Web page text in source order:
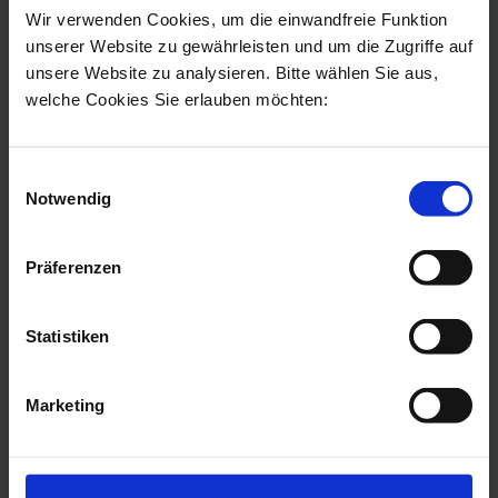
Wir verwenden Cookies, um die einwandfreie Funktion
unserer Website zu gewährleisten und um die Zugriffe auf
unsere Website zu analysieren. Bitte wählen Sie aus,
welche Cookies Sie erlauben möchten:
Notwendig
Präferenzen
Statistiken
Marketing
Welche Behandlung passt zu mir?
Fältchen: Skinbooster, nicht-invasive
Die Hautstruktur ist ungleichmäßig, dünn und
stellenweise faltig: RF-Needling, PRP, körpereigene
Exosomen,
, Biorevitalisierung und
Es zeigt sich ein Konturverlust im unteren Gesicht:
Facetite
Hyaluron,Nanofett, Eigenfett,Profhilo Structura